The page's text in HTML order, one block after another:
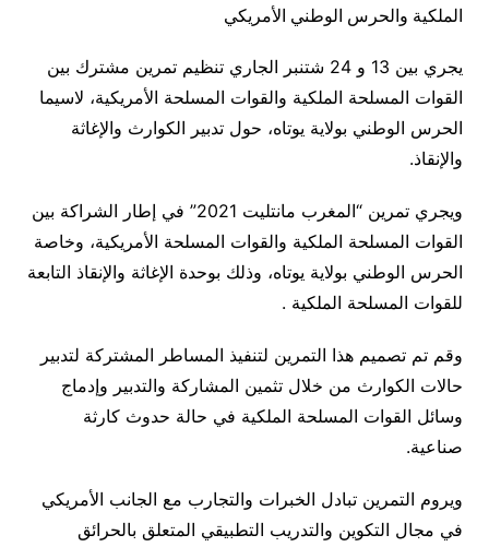
يجري بين 13 و 24 شتنبر الجاري تنظيم تمرين مشترك بين
القوات المسلحة الملكية والقوات المسلحة الأمريكية، لاسيما
الحرس الوطني بولاية يوتاه، حول تدبير الكوارث والإغاثة
والإنقاذ.
ويجري تمرين “المغرب مانتليت 2021” في إطار الشراكة بين
القوات المسلحة الملكية والقوات المسلحة الأمريكية، وخاصة
الحرس الوطني بولاية يوتاه، وذلك بوحدة الإغاثة والإنقاذ التابعة
للقوات المسلحة الملكية .
وقم تم تصميم هذا التمرين لتنفيذ المساطر المشتركة لتدبير
حالات الكوارث من خلال تثمين المشاركة والتدبير وإدماج
وسائل القوات المسلحة الملكية في حالة حدوث كارثة
صناعية.
ويروم التمرين تبادل الخبرات والتجارب مع الجانب الأمريكي
في مجال التكوين والتدريب التطبيقي المتعلق بالحرائق